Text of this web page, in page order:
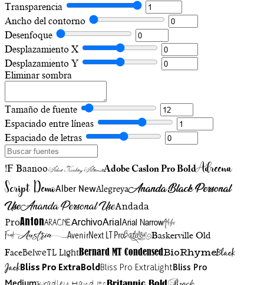
Transparencia
Ancho del contorno
Desenfoque
Desplazamiento X
Desplazamiento Y
Eliminar sombra
Tamaño de fuente
Espaciado entre líneas
Espaciado de letras
!F BaanooAdine Kirnberg AlternateAdobe Caslon Pro BoldAdreena
Script DemoAlber NewAlegreyaAnanda Black Personal
UseAnanda Personal UseAndada
ProAntonAracneArchivoArialArial NarrowArtistic
FriendAustriaAvenirNext LT ProBadelionBaskerville Old
FaceBelweTL LightBernard MT CondensedBioRhymeBlack
JackBliss Pro ExtraBoldBliss Pro ExtraLightBliss Pro